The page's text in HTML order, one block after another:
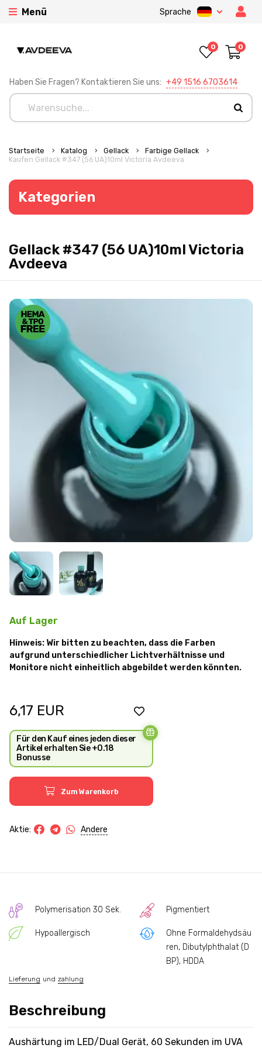
Menü Sprache
Haben Sie Fragen? Kontaktieren Sie uns: +49 1516 6703614
0 0
Startseite Katalog Gellack
Farbige Gellack
Kaufen Gellack #347 (56 UA)10ml Victoria Avdeeva
Kategorien
Gellack #347 (56 UA)10ml Victoria
Avdeeva
Auf Lager
Hinweis: Wir bitten zu beachten, dass die Farben
aufgrund unterschiedlicher Lichtverhältnisse und
Monitore nicht einheitlich abgebildet werden könnten.
6,17 EUR
Für den Kauf eines jeden dieser
Artikel erhalten Sie +0.18
Bonusse
Zum Warenkorb
Aktie: Andere
Polymerisation 30 Sek. Pigmentiert
Hypoallergisch
Ohne Formaldehydsäu
ren, Dibutylphthalat (D
BP), HDDA
Lieferung und zahlung
Beschreibung
Aushärtung im LED/Dual Gerät, 60 Sekunden im UVA